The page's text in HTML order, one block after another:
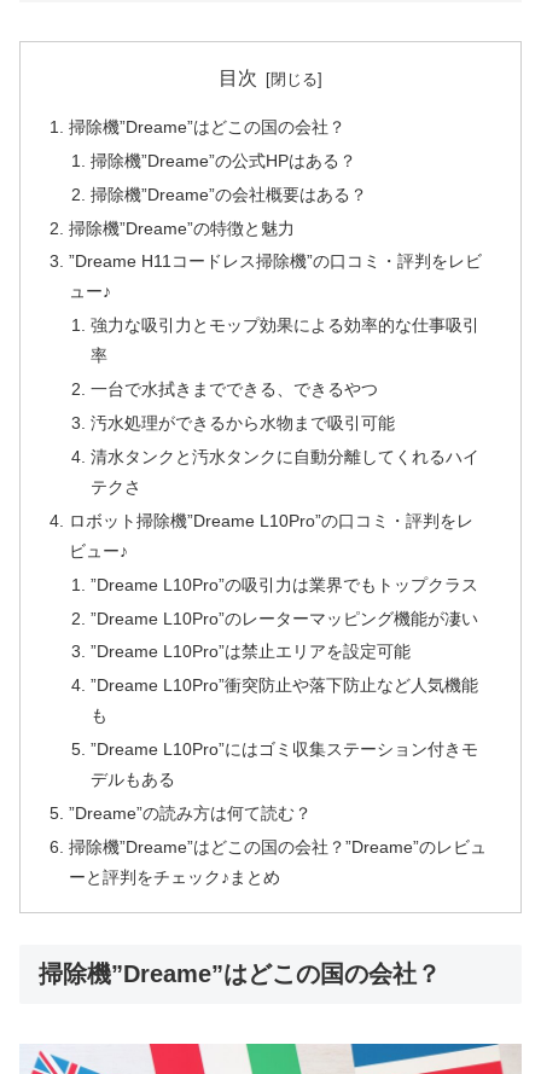
目次
掃除機”Dreame”はどこの国の会社？
掃除機”Dreame”の公式HPはある？
掃除機”Dreame”の会社概要はある？
掃除機”Dreame”の特徴と魅力
”Dreame H11コードレス掃除機”の口コミ・評判をレビ
ュー♪
強力な吸引力とモップ効果による効率的な仕事吸引
率
一台で水拭きまでできる、できるやつ
汚水処理ができるから水物まで吸引可能
清水タンクと汚水タンクに自動分離してくれるハイ
テクさ
ロボット掃除機”Dreame L10Pro”の口コミ・評判をレ
ビュー♪
”Dreame L10Pro”の吸引力は業界でもトップクラス
”Dreame L10Pro”のレーターマッピング機能が凄い
”Dreame L10Pro”は禁止エリアを設定可能
”Dreame L10Pro”衝突防止や落下防止など人気機能
も
”Dreame L10Pro”にはゴミ収集ステーション付きモ
デルもある
”Dreame”の読み方は何て読む？
掃除機”Dreame”はどこの国の会社？”Dreame”のレビュ
ーと評判をチェック♪まとめ
掃除機”Dreame”はどこの国の会社？